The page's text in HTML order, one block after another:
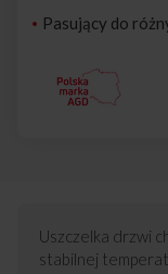
Pasujący do
Uszczelka drzwi
stabilnej